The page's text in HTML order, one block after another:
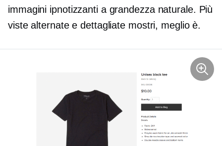
immagini ipnotizzanti a grandezza naturale. Più
viste alternate e dettagliate mostri, meglio è.